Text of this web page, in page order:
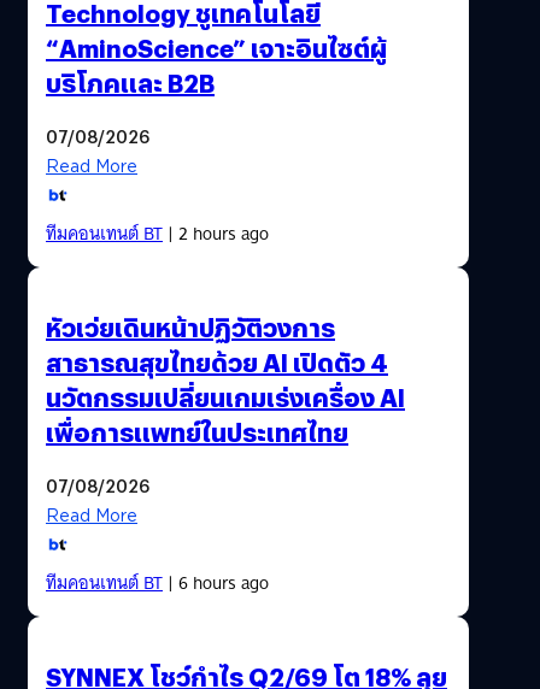
Technology ชูเทคโนโลยี
“AminoScience” เจาะอินไซต์ผู้
บริโภคและ B2B
07/08/2026
Read More
ทีมคอนเทนต์ BT| 2 hours ago
หัวเว่ยเดินหน้าปฏิวัติวงการ
สาธารณสุขไทยด้วย AI เปิดตัว 4
นวัตกรรมเปลี่ยนเกมเร่งเครื่อง AI
เพื่อการแพทย์ในประเทศไทย
07/08/2026
Read More
ทีมคอนเทนต์ BT| 6 hours ago
SYNNEX โชว์กำไร Q2/69 โต 18% ลุย